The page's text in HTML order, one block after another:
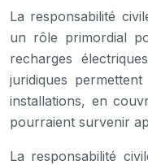
La responsabilité
un rôle primordial
recharges
juridiques
installations, en
pourraient survenir
La responsabilité